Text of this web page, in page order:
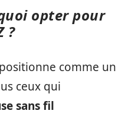
opter pour
?
comme un
ceux qui
sans fil